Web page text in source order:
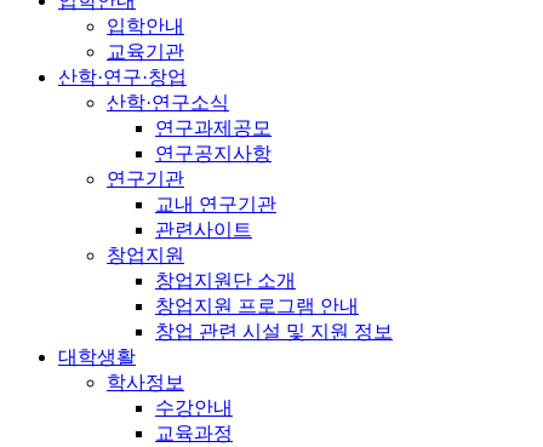
입학안내
교육기관
산학·연구·창업
산학·연구소식
연구과제공모
연구공지사항
연구기관
교내 연구기관
관련사이트
창업지원
창업지원단 소개
창업지원 프로그램 안내
창업 관련 시설 및 지원 정보
대학생활
학사정보
수강안내
교육과정